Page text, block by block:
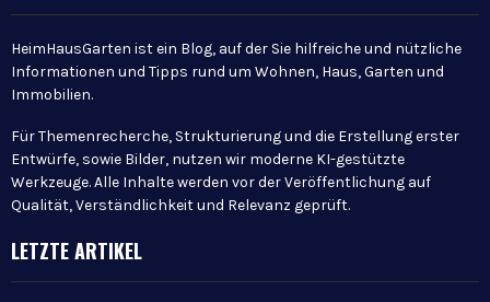
HeimHausGarten ist ein Blog, auf der Sie hilfreiche und nützliche
Informationen und Tipps rund um Wohnen, Haus, Garten und
Immobilien.
Für Themenrecherche, Strukturierung und die Erstellung erster
Entwürfe, sowie Bilder, nutzen wir moderne KI-gestützte
Werkzeuge. Alle Inhalte werden vor der Veröffentlichung auf
Qualität, Verständlichkeit und Relevanz geprüft.
LETZTE ARTIKEL